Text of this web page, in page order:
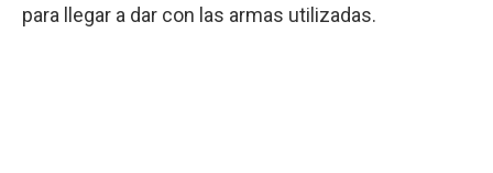
para llegar a dar con las armas utilizadas.